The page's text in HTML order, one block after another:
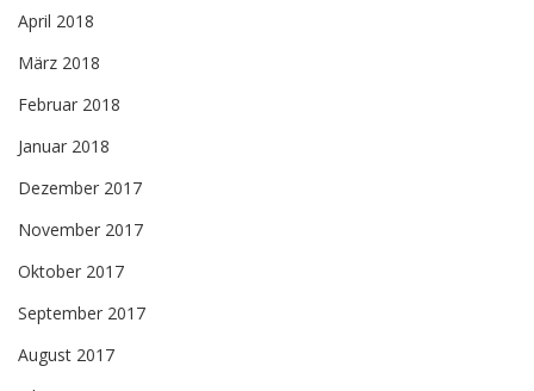
April 2018
März 2018
Februar 2018
Januar 2018
Dezember 2017
November 2017
Oktober 2017
September 2017
August 2017